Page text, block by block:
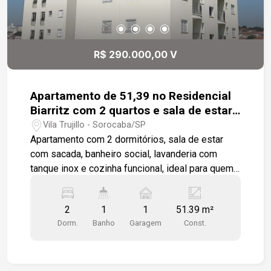
e serviços a poucos passos de casa.. Entre em
contato e agende uma visita!
R$ 290.000,00 V
Apartamento de 51,39 no Residencial
Biarritz com 2 quartos e sala de estar
com sacada integrada - Próximo ao
Centro de Sorocaba
Vila Trujillo - Sorocaba/SP
Apartamento com 2 dormitórios, sala de estar
com sacada, banheiro social, lavanderia com
tanque inox e cozinha funcional, ideal para quem
amigos. Localização em região estratégica e com
fácil acesso às principais vias da cidade, como
shoppings, mercados, farmácias etc. Diferenciais
2
Dorm.
1
Banho
1
Garagem
51.39 m²
Const.